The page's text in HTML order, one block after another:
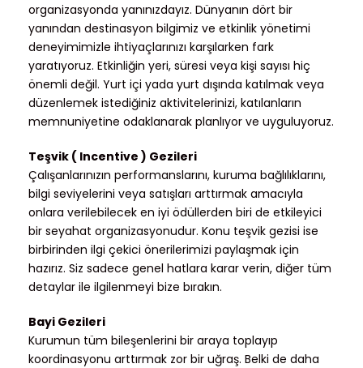
organizasyonda yanınızdayız. Dünyanın dört bir
yanından destinasyon bilgimiz ve etkinlik yönetimi
deneyimimizle ihtiyaçlarınızı karşılarken fark
yaratıyoruz. Etkinliğin yeri, süresi veya kişi sayısı hiç
önemli değil. Yurt içi yada yurt dışında katılmak veya
düzenlemek istediğiniz aktivitelerinizi, katılanların
memnuniyetine odaklanarak planlıyor ve uyguluyoruz.
Teşvik ( Incentive ) Gezileri
Çalışanlarınızın performanslarını, kuruma bağlılıklarını,
bilgi seviyelerini veya satışları arttırmak amacıyla
onlara verilebilecek en iyi ödüllerden biri de etkileyici
bir seyahat organizasyonudur. Konu teşvik gezisi ise
birbirinden ilgi çekici önerilerimizi paylaşmak için
hazırız. Siz sadece genel hatlara karar verin, diğer tüm
detaylar ile ilgilenmeyi bize bırakın.
Bayi Gezileri
Kurumun tüm bileşenlerini bir araya toplayıp
koordinasyonu arttırmak zor bir uğraş. Belki de daha